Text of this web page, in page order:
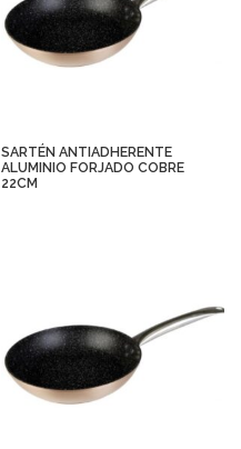
SARTÉN ANTIADHERENTE
ALUMINIO FORJADO COBRE
22CM